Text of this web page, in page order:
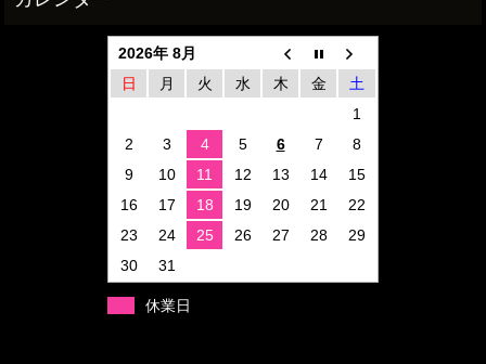
2026年 8月
日
月 火 水 木 金
土
1
2
3 4 5 6 7
8
9
10 11 12 13 14
15
16
17 18 19 20 21
22
23
24 25 26 27 28
29
30
31
休業日